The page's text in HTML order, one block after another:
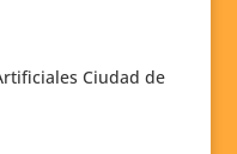
Ciudad de